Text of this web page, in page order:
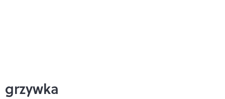
grzywka